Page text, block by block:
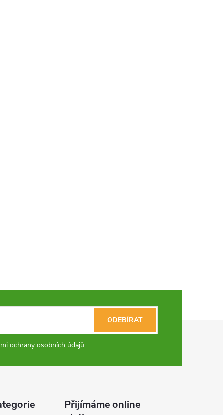
ochrany osobních údajů
ODEBÍRAT
Přijímáme online